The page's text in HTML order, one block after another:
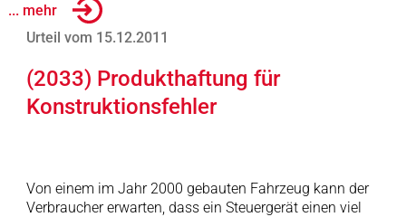
... mehr
Urteil vom 15.12.2011
(2033) Produkthaftung für
Konstruktionsfehler
Von einem im Jahr 2000 gebauten Fahrzeug kann der
Verbraucher erwarten, dass ein Steuergerät einen viel